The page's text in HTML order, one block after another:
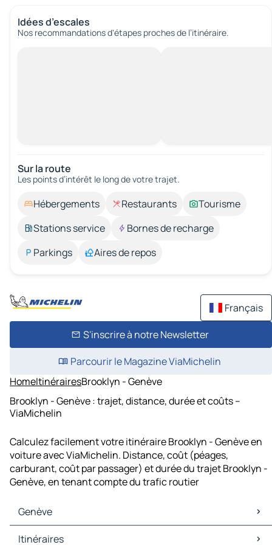
Idées d’escales
Nos recommandations d'étapes proches de l’itinéraire.
Sur la route
Les points d’intérêt le long de votre trajet.
Hébergements Restaurants
Tourisme
Stations service
Bornes de recharge
Parkings
Aires de repos
Français
S'inscrire à notre Newsletter
Parcourir le Magazine ViaMichelin
HomeItinérairesBrooklyn - Genève
Brooklyn - Genève : trajet, distance, durée et coûts –
ViaMichelin
Calculez facilement votre itinéraire Brooklyn - Genève en
voiture avec ViaMichelin. Distance, coût (péages,
carburant, coût par passager) et durée du trajet Brooklyn -
Genève, en tenant compte du trafic routier
Genève
Genève Cartes et plans
Itinéraires